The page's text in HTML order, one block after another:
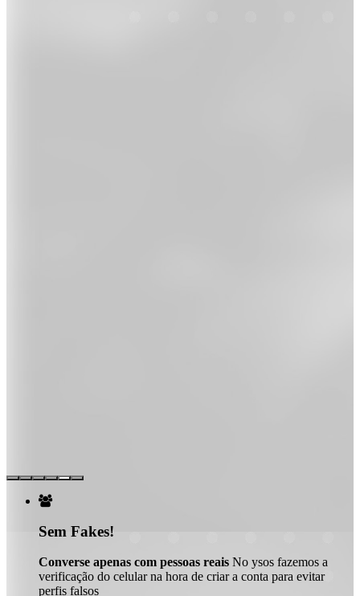

Sem Fakes!
Converse apenas com pessoas reais No ysos fazemos a
verificação do celular na hora de criar a conta para evitar
perfis falsos